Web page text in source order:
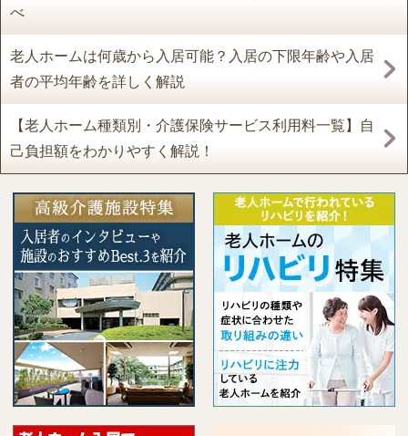
べ
老人ホームは何歳から入居可能？入居の下限年齢や入居
者の平均年齢を詳しく解説
【老人ホーム種類別・介護保険サービス利用料一覧】自
己負担額をわかりやすく解説！